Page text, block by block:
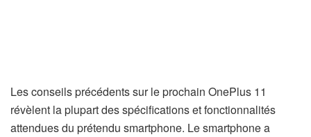
Les conseils précédents sur le prochain OnePlus 11
révèlent la plupart des spécifications et fonctionnalités
attendues du prétendu smartphone. Le smartphone a